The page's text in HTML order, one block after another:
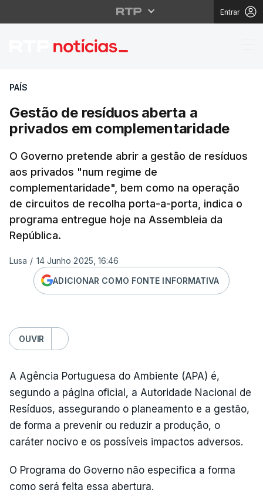
Entrar
Gestão de resíduos
PAÍS
Gestão de resíduos aberta a
privados em complementaridade
O Governo pretende abrir a gestão de resíduos
aos privados "num regime de
complementaridade", bem como na operação
de circuitos de recolha porta-a-porta, indica o
programa entregue hoje na Assembleia da
República.
Lusa / 14 Junho 2025, 16:46
ADICIONAR COMO FONTE INFORMATIVA
OUVIR
A Agência Portuguesa do Ambiente (APA) é,
segundo a página oficial, a Autoridade Nacional de
Resíduos, assegurando o planeamento e a gestão,
de forma a prevenir ou reduzir a produção, o
caráter nocivo e os possíveis impactos adversos.
O Programa do Governo não especifica a forma
como será feita essa abertura.